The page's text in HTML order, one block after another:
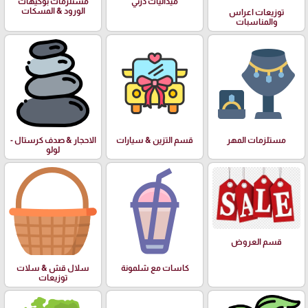
توزيعات اعراس
والمناسبات
الورود & المسكات
مستلزمات المهر قسم التزين & سيارات
الاحجار & صدف كرستال -
لولو
قسم العروض
كاسات مع شلمونة
سلال قش & سلات
توزيعات